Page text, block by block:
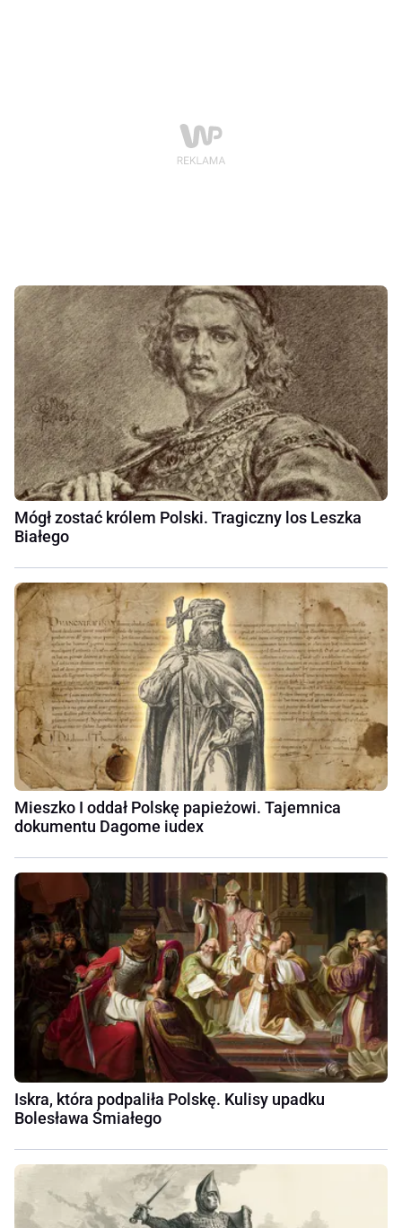
Mógł zostać królem Polski. Tragiczny los Leszka
Białego
Mieszko I oddał Polskę papieżowi. Tajemnica
dokumentu Dagome iudex
Iskra, która podpaliła Polskę. Kulisy upadku
Bolesława Śmiałego